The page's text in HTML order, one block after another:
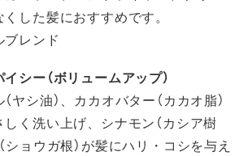
した髪におすすめです。
レンド
シー（ボリュームアップ）
ヤシ油）、カカオバター（カカオ脂）
く洗い上げ、シナモン（カシア樹
ショウガ根）が髪にハリ・コシを与え